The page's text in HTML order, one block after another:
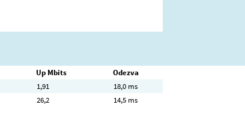
Up Mbits
Odezva
1,91
18,0 ms
26,2 14,5 ms